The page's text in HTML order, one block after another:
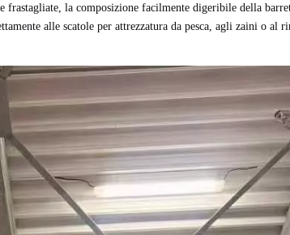
frastagliate, la composizione facilmente digeribile della
alle scatole per attrezzatura da pesca, agli zaini o al